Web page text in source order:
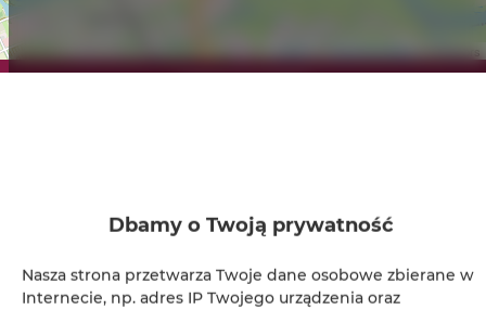
Leaflet| ©OpenStreetMapcontributors
Udogodnienia
Kuchnia z pełnym wyposażeniem
Dbamy o Twoją prywatność
Nasza strona przetwarza Twoje dane osobowe zbierane w
Internecie, np. adres IP Twojego urządzenia oraz